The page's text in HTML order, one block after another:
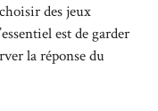
des jeux
est de garder
la réponse du